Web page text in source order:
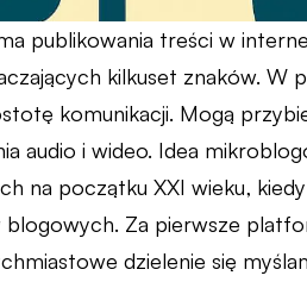
publikowania treści w
kilkuset znaków. W
komunikacji. Mogą
audio i wideo. Idea
na początku XXI wieku,
blogowych. Za pierwsze
dzielenie się